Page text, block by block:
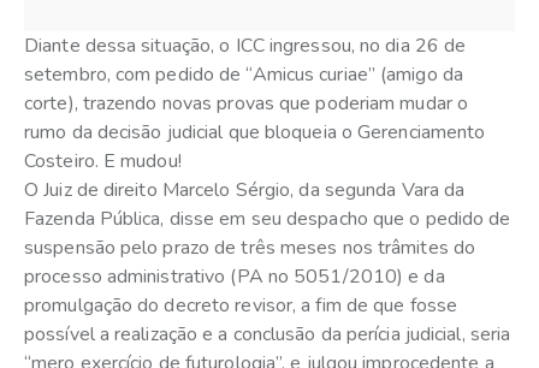
Diante dessa situação, o ICC ingressou, no dia 26 de
setembro, com pedido de “Amicus curiae” (amigo da
corte), trazendo novas provas que poderiam mudar o
rumo da decisão judicial que bloqueia o Gerenciamento
Costeiro. E mudou!
O Juiz de direito Marcelo Sérgio, da segunda Vara da
Fazenda Pública, disse em seu despacho que o pedido de
suspensão pelo prazo de três meses nos trâmites do
processo administrativo (PA no 5051/2010) e da
promulgação do decreto revisor, a fim de que fosse
possível a realização e a conclusão da perícia judicial, seria